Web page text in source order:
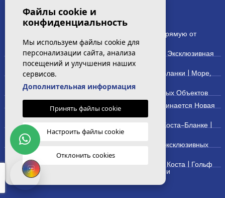
1700+ Новостроек на Коста-Бланке | Напрямую от
застройщиков
Лучшие новостройки-виллы на Коста-Бланке | Эксклюзивная
подборка
Лучшие апартаменты в новостройках Коста-Бланки | Море,
Новостройки Коста-Бланки | Более 1700 Новых Объектов
Новые дома на Коста-Бланке | Место, Где Начинается Новая
Жизнь
Новые объекты недвижимости в продаже на Коста-Бланке |
Покупайте с уверенностью
Новые виллы на Коста-Бланке | Более 350 эксклюзивных
вилл
Новые апартаменты в Вильямартин, Ориуэла Коста | Гольф
и средиземноморский стиль жизни
Файлы cookie и
конфиденциальность
Мы используем файлы cookie для
персонализации сайта, анализа
посещений и улучшения наших
сервисов.
Дополнительная информация
Принять файлы cookie
Настроить файлы cookie
Отклонить cookies